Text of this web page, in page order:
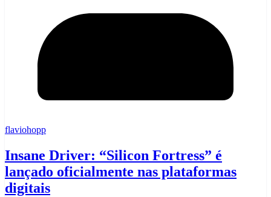
flaviohopp
Insane Driver: “Silicon Fortress” é
lançado oficialmente nas plataformas
digitais